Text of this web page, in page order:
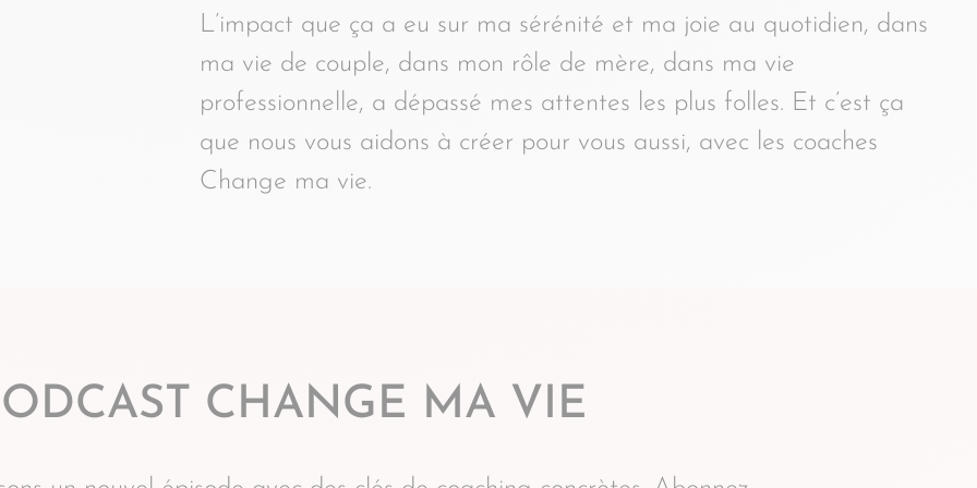
L’impact que ça a eu sur ma sérénité et ma joie au quotidien, dans
ma vie de couple, dans mon rôle de mère, dans ma vie
professionnelle, a dépassé mes attentes les plus folles. Et c’est ça
que nous vous aidons à créer pour vous aussi, avec les coaches
Change ma vie.
CHANGE MA VIE